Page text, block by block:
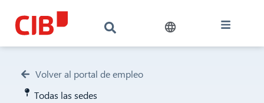
Volver al portal de empleo
Todas las sedes